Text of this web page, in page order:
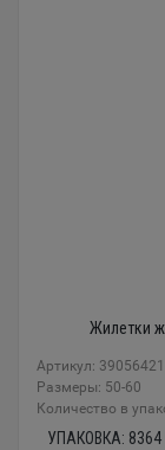
Жилетки
Артикул:
Размеры: 50-60
Количество в
УПАКОВКА: 8364